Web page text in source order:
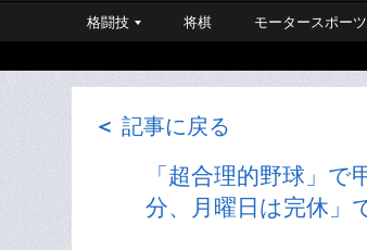
格闘技 将棋 モータースポーツ
＜ 記事に戻る
「超合理的野球」
分、月曜日は完休